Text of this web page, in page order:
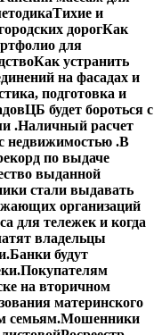
Тихие и
дорогКак
для
Как устранить
на фасадах и
подготовка и
ЦБ будет бороться с
.Наличный расчет
недвижимостью .В
по выдаче
выданной
стали выдавать
организаций
для тележек и когда
владельцы
Банки будут
Покупателям
на вторичном
материнского
семьям.Мошенники